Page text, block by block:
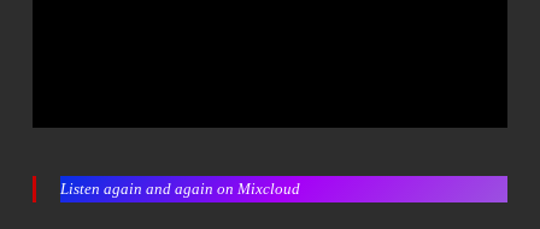
Listen again and again on Mixcloud